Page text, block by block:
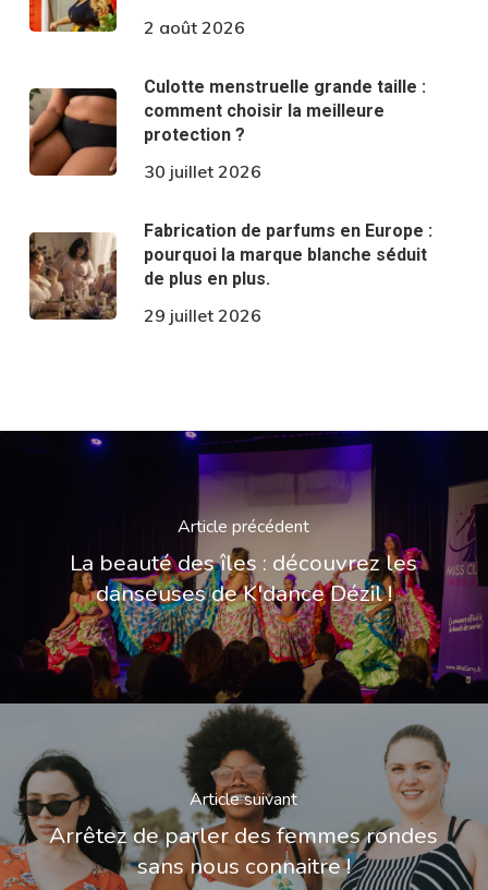
2 août 2026
Culotte menstruelle grande taille :
comment choisir la meilleure
protection ?
30 juillet 2026
Fabrication de parfums en Europe :
pourquoi la marque blanche séduit
de plus en plus.
29 juillet 2026
Article précédent
La beauté des îles : découvrez les
danseuses de K'dance Dézil !
Article suivant
Arrêtez de parler des femmes rondes
sans nous connaitre !